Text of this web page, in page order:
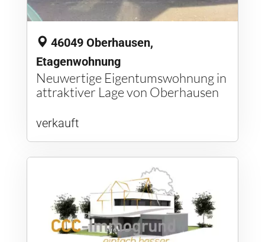
46049 Oberhausen,
Etagenwohnung
Neuwertige Eigentumswohnung in
attraktiver Lage von Oberhausen
verkauft